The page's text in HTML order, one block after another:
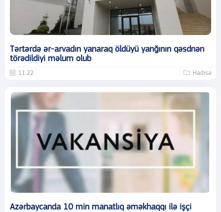
Tərtərdə ər-arvadın yanaraq öldüyü yanğının qəsdnən
törədildiyi məlum olub
11:22 Hadisə
Azərbaycanda 10 min manatlıq əməkhaqqı ilə işçi